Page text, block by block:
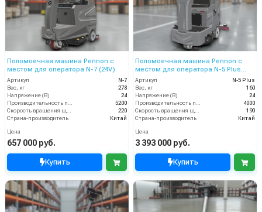
Поломоечная машина Pennon с
местом для оператора N-7 (24V)
Артикул
N-7
Вес, кг
278
Напряжение (В)
24
Производительность по площади (м2/ч)
5200
Скорость вращения щётки (об/мин)
220
Страна-производитель
Китай
Цена
657 000 руб.
Купить
Поломоечная машина Pennon с
местом для оператора N-5 Plus
(24V)
Артикул
N-5 Plus
Вес, кг
160
Напряжение (В)
24
Производительность по площади (м2/ч)
4000
Скорость вращения щётки (об/мин)
190
Страна-производитель
Китай
Цена
3 393 000 руб.
Купить